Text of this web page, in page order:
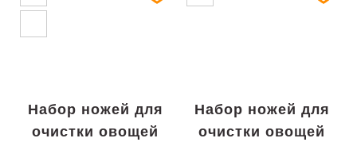
Набор ножей для
очистки овощей
Набор ножей для
очистки овощей